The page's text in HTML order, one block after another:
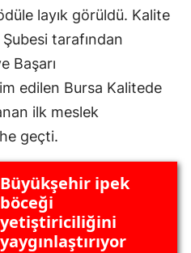
layık görüldü. Kalite
tarafından
Başarı
edilen Bursa Kalitede
ilk meslek
geçti.
Büyükşehir ipek
böceği
yetiştiriciliğini
yaygınlaştırıyor